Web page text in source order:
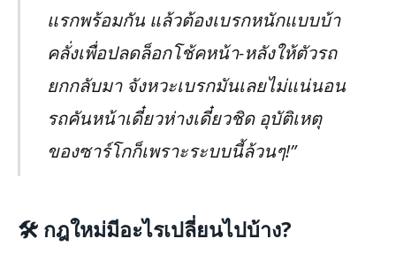
แรกพร้อมกัน แล้วต้องเบรกหนักแบบบ้า
คลั่งเพื่อปลดล็อกโช้คหน้า-หลังให้ตัวรถ
ยกกลับมา จังหวะเบรกมันเลยไม่แน่นอน
รถคันหน้าเดี๋ยวห่างเดี๋ยวชิด อุบัติเหตุ
ของซาร์โกก็เพราะระบบนี้ล้วนๆ!”
🛠️ กฎใหม่มีอะไรเปลี่ยนไปบ้าง?